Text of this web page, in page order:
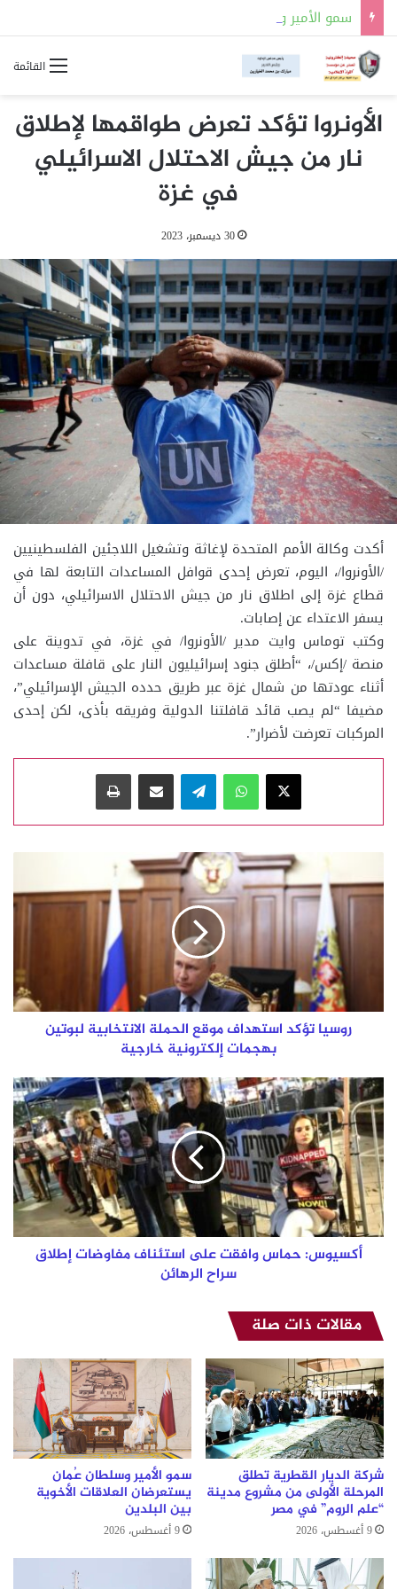
القائمة
الأونروا تؤكد تعرض طواقمها لإطلاق
نار من جيش الاحتلال الاسرائيلي
في غزة
30 ديسمبر، 2023
أكدت وكالة الأمم المتحدة لإغاثة وتشغيل اللاجئين الفلسطينيين
/الأونروا/، اليوم، تعرض إحدى قوافل المساعدات التابعة لها في
قطاع غزة إلى اطلاق نار من جيش الاحتلال الاسرائيلي، دون أن
يسفر الاعتداء عن إصابات.
وكتب توماس وايت مدير /الأونروا/ في غزة، في تدوينة على
منصة /إكس/، “أطلق جنود إسرائيليون النار على قافلة مساعدات
أثناء عودتها من شمال غزة عبر طريق حدده الجيش الإسرائيلي”،
مضيفا “لم يصب قائد قافلتنا الدولية وفريقه بأذى، لكن إحدى
المركبات تعرضت لأضرار”.
‫X
واتسابتيلقراممشاركة عبر البريد طباعة
روسيا
تؤكد
استهداف
الحملة
الانتخابية
بهجمات
إلكترونية
خارجيةروسيا تؤكد استهداف موقع الحملة الانتخابية لبوتين
بهجمات إلكترونية خارجية
أكسيوس:
حماس
وافقت
على
استئناف
مفاوضات
إطلاق
سراح
الرهائن
أكسيوس: حماس وافقت على استئناف مفاوضات إطلاق
سراح الرهائن
مقالات ذات صلة
شركة الديار القطرية تطلق
المرحلة الأولى من مشروع مدينة
“علم الروم” في مصر
9 أغسطس، 2026
سمو الأمير وسلطان عُمان
يستعرضان العلاقات الأخوية
بين البلدين
9 أغسطس، 2026